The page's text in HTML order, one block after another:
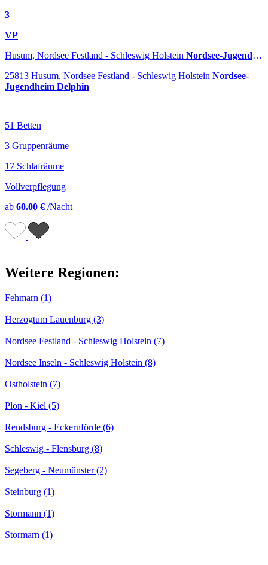
3
VP
Husum, Nordsee Festland - Schleswig Holstein Nordsee-Jugendheim Delphin
25813 Husum, Nordsee Festland - Schleswig Holstein Nordsee-
Jugendheim Delphin
51 Betten
3 Gruppenräume
17 Schlafräume
Vollverpflegung
ab 60.00 € /Nacht
Weitere Regionen:
Fehmarn (1)
Herzogtum Lauenburg (3)
Nordsee Festland - Schleswig Holstein (7)
Nordsee Inseln - Schleswig Holstein (8)
Ostholstein (7)
Plön - Kiel (5)
Rendsburg - Eckernförde (6)
Schleswig - Flensburg (8)
Segeberg - Neumünster (2)
Steinburg (1)
Stormann (1)
Stormarn (1)